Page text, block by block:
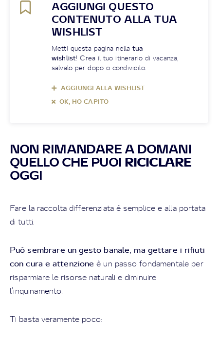
AGGIUNGI QUESTO
CONTENUTO ALLA TUA
WISHLIST
Metti questa pagina nellatua
wishlist! Crea il tuo itinerario di vacanza,
salvalo per dopo o condividilo.
AGGIUNGI ALLA WISHLIST
OK, HO CAPITO
NON RIMANDARE A DOMANI
QUELLO CHE PUOI RICICLARE
OGGI
Fare la raccolta differenziata è semplice e alla portata
di tutti.
Può sembrare un gesto banale, ma gettare i rifiuti
con cura e attenzione è un passo fondamentale per
risparmiare le risorse naturali e diminuire
l’inquinamento.
Ti basta veramente poco: